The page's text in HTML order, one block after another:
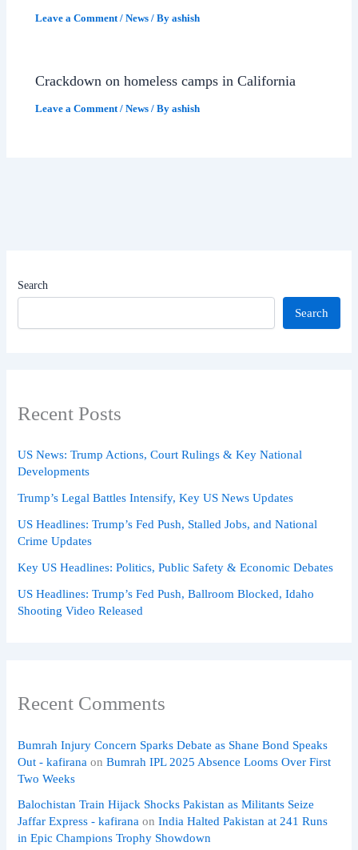
Leave a Comment /News / Byashish
Crackdown on homeless camps in California
Leave a Comment /News / Byashish
Search
Search
Recent Posts
US News: Trump Actions, Court Rulings & Key National
Developments
Trump’s Legal Battles Intensify, Key US News Updates
US Headlines: Trump’s Fed Push, Stalled Jobs, and National
Crime Updates
Key US Headlines: Politics, Public Safety & Economic Debates
US Headlines: Trump’s Fed Push, Ballroom Blocked, Idaho
Shooting Video Released
Recent Comments
Bumrah Injury Concern Sparks Debate as Shane Bond Speaks
Out - kafirana onBumrah IPL 2025 Absence Looms Over First
Two Weeks
Balochistan Train Hijack Shocks Pakistan as Militants Seize
Jaffar Express - kafirana onIndia Halted Pakistan at 241 Runs
in Epic Champions Trophy Showdown